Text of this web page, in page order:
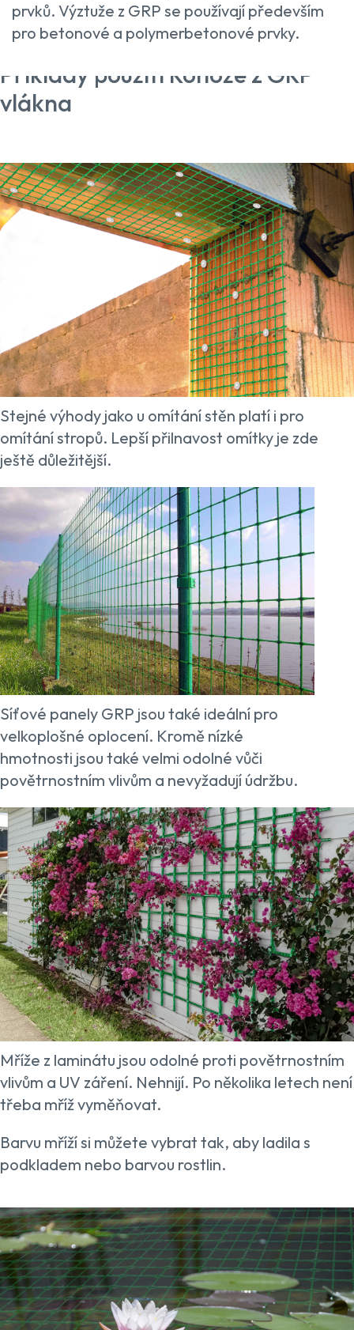
prvků. Výztuže z GRP se používají především
pro betonové a polymerbetonové prvky.
Příklady použití Rohože z GRP
vlákna
Stejné výhody jako u omítání stěn platí i pro
omítání stropů. Lepší přilnavost omítky je zde
ještě důležitější.
Síťové panely GRP jsou také ideální pro
velkoplošné oplocení. Kromě nízké
hmotnosti jsou také velmi odolné vůči
povětrnostním vlivům a nevyžadují údržbu.
Mříže z laminátu jsou odolné proti povětrnostním
vlivům a UV záření. Nehnijí. Po několika letech není
třeba mříž vyměňovat.
Barvu mříží si můžete vybrat tak, aby ladila s
podkladem nebo barvou rostlin.